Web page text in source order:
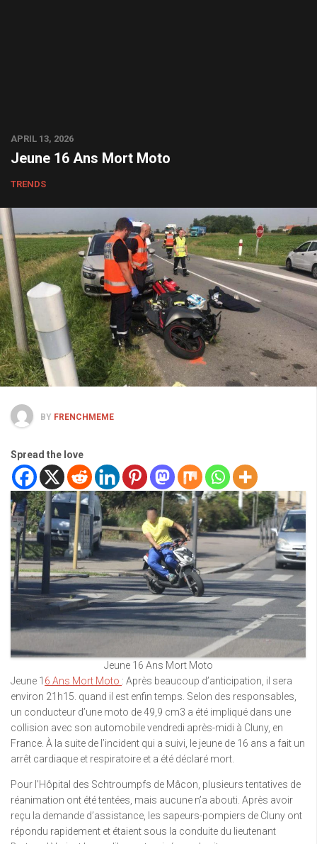
APRIL 13, 2026
Jeune 16 Ans Mort Moto
TRENDS
BY FRENCHMEME
Spread the love
Jeune 16 Ans Mort Moto
Jeune 1 6 Ans Mort Moto : Après beaucoup d’anticipation, il sera
environ 21h15. quand il est enfin temps. Selon des responsables,
un conducteur d’une moto de 49,9 cm3 a été impliqué dans une
collision avec son automobile vendredi après-midi à Cluny, en
France. À la suite de l’incident qui a suivi, le jeune de 16 ans a fait un
arrêt cardiaque et respiratoire et a été déclaré mort.
Pour l’Hôpital des Schtroumpfs de Mâcon, plusieurs tentatives de
réanimation ont été tentées, mais aucune n’a abouti. Après avoir
reçu la demande d’assistance, les sapeurs-pompiers de Cluny ont
répondu rapidement et étaient sous la conduite du lieutenant